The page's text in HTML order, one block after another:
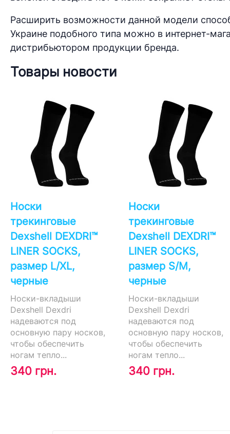
Расширить возможности данной модели
Украине подобного типа можно в интернет-
дистрибьютором продукции бренда.
Товары новости
Носки
трекинговые
Dexshell DEXDRI™
LINER SOCKS,
размер L/XL,
черные
Носки-вкладыши
Dexshell Dexdri
надеваются под
основную пару носков,
чтобы обеспечить
ногам тепло...
340 грн.
Носки
трекинговые
Dexshell DEXDRI™
LINER SOCKS,
размер S/M,
черные
Носки-вкладыши
Dexshell Dexdri
надеваются под
основную пару носков,
чтобы обеспечить
ногам тепло...
340 грн.